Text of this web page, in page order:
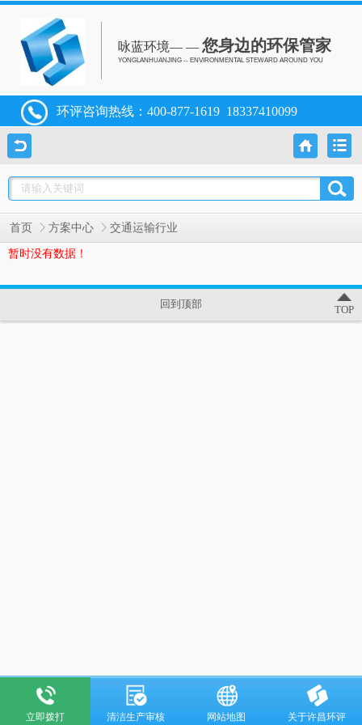
咏蓝环境— —您身边的环保管家
YONGLANHUANJING -- ENVIRONMENTAL STEWARD AROUND YOU
环评咨询热线： 400-877-161918337410099
首页 方案中心 交通运输行业
暂时没有数据！
回到顶部 TOP
立即拨打 清洁生产审核 网站地图 关于许昌环评